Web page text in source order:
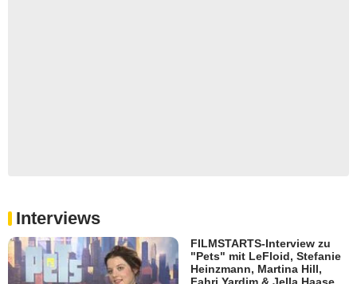
Interviews
FILMSTARTS-Interview zu
"Pets" mit LeFloid, Stefanie
Heinzmann, Martina Hill,